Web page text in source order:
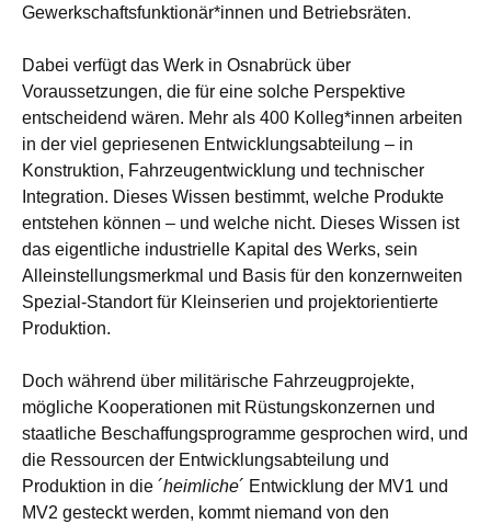
Gewerkschaftsfunktionär*innen und Betriebsräten.
Dabei verfügt das Werk in Osnabrück über
Voraussetzungen, die für eine solche Perspektive
entscheidend wären. Mehr als 400 Kolleg*innen arbeiten
in der viel gepriesenen Entwicklungsabteilung – in
Konstruktion, Fahrzeugentwicklung und technischer
Integration. Dieses Wissen bestimmt, welche Produkte
entstehen können – und welche nicht. Dieses Wissen ist
das eigentliche industrielle Kapital des Werks, sein
Alleinstellungsmerkmal und Basis für den konzernweiten
Spezial-Standort für Kleinserien und projektorientierte
Produktion.
Doch während über militärische Fahrzeugprojekte,
mögliche Kooperationen mit Rüstungskonzernen und
staatliche Beschaffungsprogramme gesprochen wird, und
die Ressourcen der Entwicklungsabteilung und
Produktion in die ´heimliche´ Entwicklung der MV1 und
MV2 gesteckt werden, kommt niemand von den